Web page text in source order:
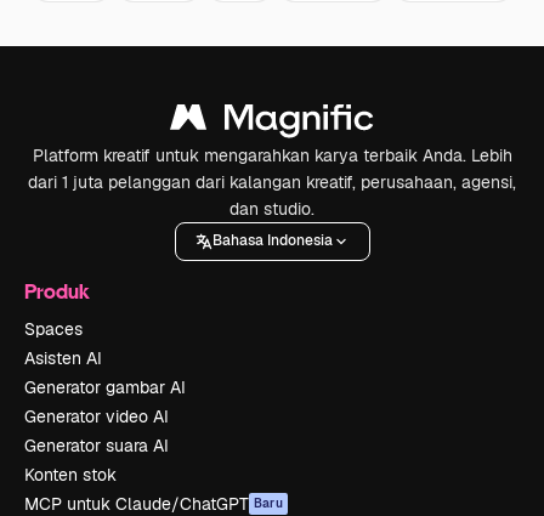
Platform kreatif untuk mengarahkan karya terbaik Anda. Lebih
dari 1 juta pelanggan dari kalangan kreatif, perusahaan, agensi,
dan studio.
Bahasa Indonesia
Produk
Spaces
Asisten AI
Generator gambar AI
Generator video AI
Generator suara AI
Konten stok
MCP untuk Claude/ChatGPT Baru